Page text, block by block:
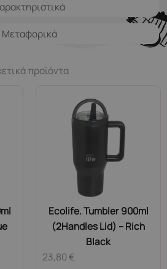
Μεταφορικά
προϊόντα
Ecolife. Tumbler 900ml
(2Handles Lid) – Rich
Black
23,80€